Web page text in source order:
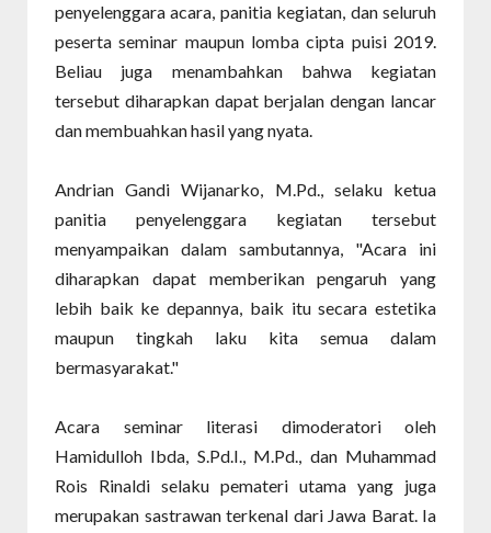
penyelenggara acara, panitia kegiatan, dan seluruh
peserta seminar maupun lomba cipta puisi 2019.
Beliau juga menambahkan bahwa kegiatan
tersebut diharapkan dapat berjalan dengan lancar
dan membuahkan hasil yang nyata.
Andrian Gandi Wijanarko, M.Pd., selaku ketua
panitia penyelenggara kegiatan tersebut
menyampaikan dalam sambutannya, "Acara ini
diharapkan dapat memberikan pengaruh yang
lebih baik ke depannya, baik itu secara estetika
maupun tingkah laku kita semua dalam
bermasyarakat."
Acara seminar literasi dimoderatori oleh
Hamidulloh Ibda, S.Pd.I., M.Pd., dan Muhammad
Rois Rinaldi selaku pemateri utama yang juga
merupakan sastrawan terkenal dari Jawa Barat. Ia